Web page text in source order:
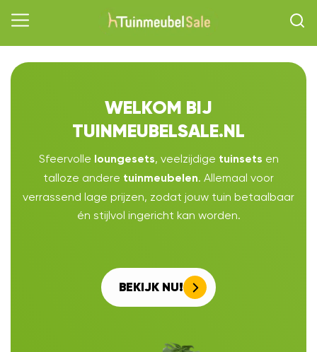
WELKOM BIJ
TUINMEUBELSALE.NL
Sfeervolle loungesets, veelzijdige tuinsets en
talloze andere tuinmeubelen. Allemaal voor
verrassend lage prijzen, zodat jouw tuin betaalbaar
én stijlvol ingericht kan worden.
BEKIJK NU!